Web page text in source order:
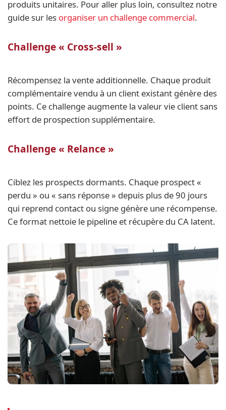
produits unitaires. Pour aller plus loin, consultez notre
guide sur les organiser un challenge commercial.
Challenge « Cross-sell »
Récompensez la vente additionnelle. Chaque produit
complémentaire vendu à un client existant génère des
points. Ce challenge augmente la valeur vie client sans
effort de prospection supplémentaire.
Challenge « Relance »
Ciblez les prospects dormants. Chaque prospect «
perdu » ou « sans réponse » depuis plus de 90 jours
qui reprend contact ou signe génère une récompense.
Ce format nettoie le pipeline et récupère du CA latent.